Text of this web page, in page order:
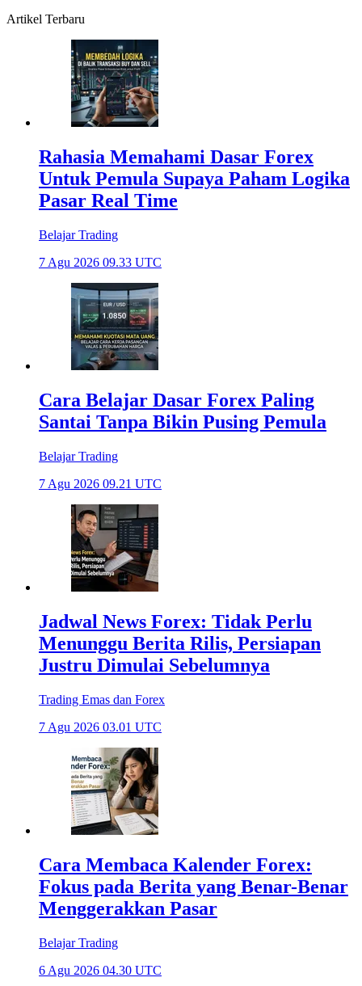
Artikel Terbaru
Rahasia Memahami Dasar Forex
Untuk Pemula Supaya Paham Logika
Pasar Real Time
Belajar Trading
7 Agu 2026 09.33 UTC
Cara Belajar Dasar Forex Paling
Santai Tanpa Bikin Pusing Pemula
Belajar Trading
7 Agu 2026 09.21 UTC
Jadwal News Forex: Tidak Perlu
Menunggu Berita Rilis, Persiapan
Justru Dimulai Sebelumnya
Trading Emas dan Forex
7 Agu 2026 03.01 UTC
Cara Membaca Kalender Forex:
Fokus pada Berita yang Benar-Benar
Menggerakkan Pasar
Belajar Trading
6 Agu 2026 04.30 UTC